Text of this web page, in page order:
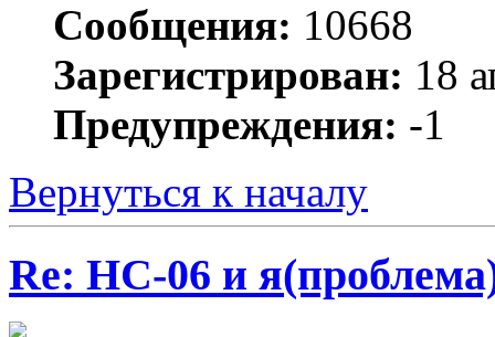
Сообщения: 10668
Зарегистрирован: 18
Предупреждения: -1
Вернуться к началу
Re: HC-06 и